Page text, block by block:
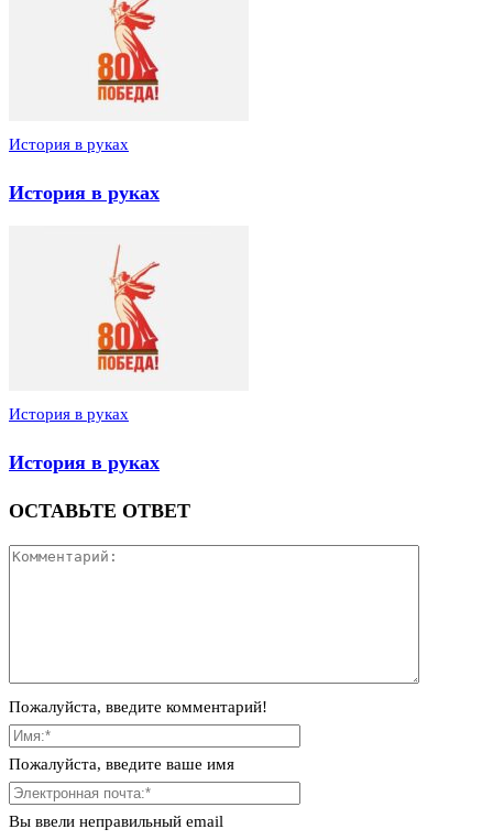
История в руках
История в руках
История в руках
История в руках
ОСТАВЬТЕ ОТВЕТ
Пожалуйста, введите комментарий!
Пожалуйста, введите ваше имя
Вы ввели неправильный email